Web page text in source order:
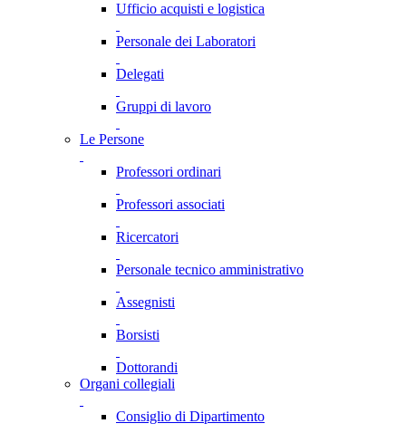
Ufficio acquisti e logistica
Personale dei Laboratori
Delegati
Gruppi di lavoro
Le Persone
Professori ordinari
Professori associati
Ricercatori
Personale tecnico amministrativo
Assegnisti
Borsisti
Dottorandi
Organi collegiali
Consiglio di Dipartimento